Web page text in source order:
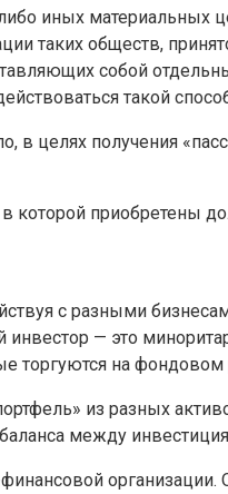
иных материальных
таких обществ,
собой
такой
в целях получения
которой приобретены
с разными
— это
торгуются на
из разных
между
организации.